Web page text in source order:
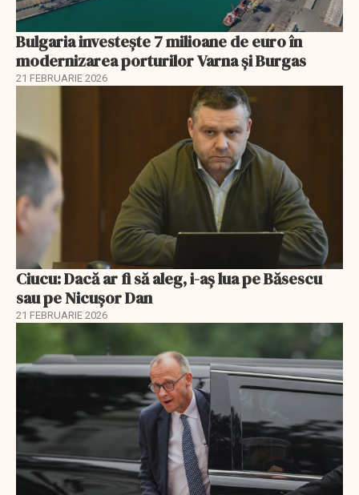
Bulgaria investește 7 milioane de euro în
modernizarea porturilor Varna și Burgas
21 FEBRUARIE 2026
Ciucu: Dacă ar fi să aleg, i-aș lua pe Băsescu
sau pe Nicușor Dan
21 FEBRUARIE 2026